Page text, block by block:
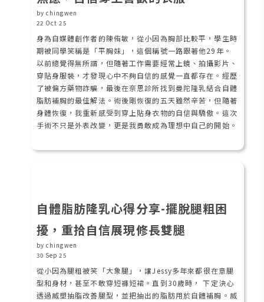
by chingwen
22 Oct 25
身為自媒體創作者的陳侑敏，從小因為胸部比較平，學生時
期被同學笑稱是「平胸妹」，這個稱號一路跟著他29年。
以前總覺得無所謂，但隨著工作需要經常上鏡、拍攝影片、
穿貼身服裝，才發現心中不夠自信的感覺一直都存在。經歷
了被偏方藥物詐騙，最後在奈思診所找到曼陀隆乳結合自體
脂肪補胸的最佳解法。術後剛恢復的五天雖然辛苦，但隨著
身體恢復，我重新感受到穿上貼身衣物的自信與驕傲。這次
手術不只是外表改變，更是我勇敢成為理想中自己的開始。
自體脂肪隆乳心得分享-擺脫腿粗困
擾，重拾自信展現修長雙腿
by chingwen
30 Sep 25
從小因為腿粗被笑「大象腿」，讓Jessy多年來都很在意腿
型和身材，甚至不敢穿短褲短裙。直到30歲時， 下定決心
透過威塑抽脂改善腿型，並把抽出的脂肪用於自體補胸。威